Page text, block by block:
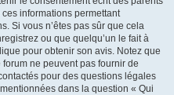
informations permettant
Si vous n’êtes pas sûr que cela
ou que quelqu’un le fait à
pour obtenir son avis. Notez que
ne peuvent pas fournir de
pour des questions légales
dans la question « Qui